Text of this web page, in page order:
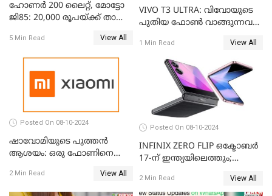
ഹോണർ 200 ലൈറ്റ്, മോട്ടോ
ജി85: 20,000 രൂപയ്ക്ക് താഴെ
ഏതാണ്?
5 Min Read View All
VIVO T3 ULTRA: വിവോയുടെ
പുതിയ ഫോൺ വാങ്ങുന്നവർ
1 Min Read View All
Posted On 08-10-2024
ഷാവോമിയുടെ പുത്തൻ
ആശയം: ഒരു ഫോണിനെ
2 Min Read View All
Posted On 08-10-2024
INFINIX ZERO FLIP ഒക്ടോബർ
17-ന് ഇന്ത്യയിലെത്തും;
കാര്യങ്ങൾ
2 Min Read View All